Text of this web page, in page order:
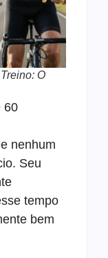
O
60
nenhum
Seu
tempo
bem